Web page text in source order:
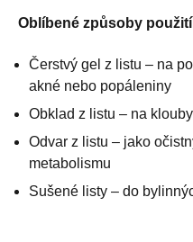
Oblíbené způsoby
Čerstvý gel z listu – na
akné nebo popáleniny
Obklad z listu – na
Odvar z listu – jako
metabolismu
Sušené listy – do